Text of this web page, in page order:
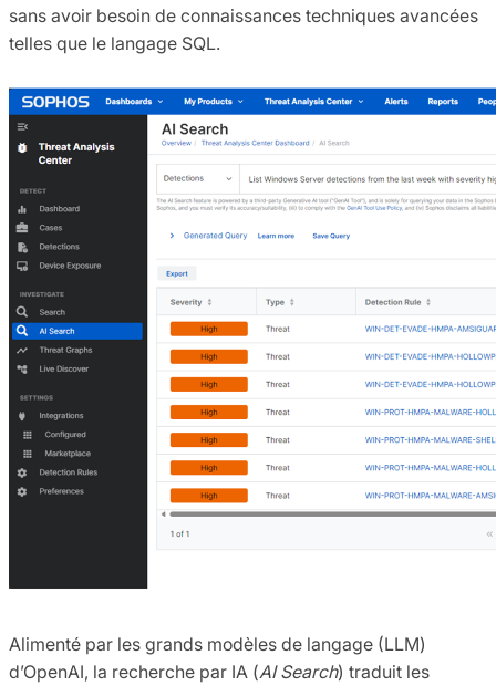
sans avoir besoin de connaissances techniques avancées
telles que le langage SQL.
Alimenté par les grands modèles de langage (LLM)
d’OpenAI, la recherche par IA (AI Search) traduit les